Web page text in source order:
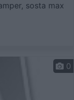
sosta max
0